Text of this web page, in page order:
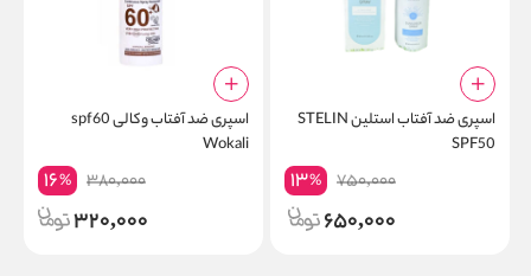
اسپری ضد آفتاب استلین STELIN
SPF50
750,000
13%
650,000
اسپری ضد آفتاب وکالی spf60
Wokali
380,000
16%
320,000